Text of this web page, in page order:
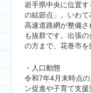
岩手県中央に位置
の結節点」。いわて
高速道路網が整備
も抜群です。出張
の方まで、花巻市を
・人口動態
令和7年4月末時点
ン促進や子育て支援